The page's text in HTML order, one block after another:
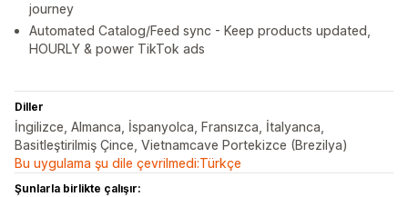
journey
Automated Catalog/Feed sync - Keep products updated,
HOURLY & power TikTok ads
Diller
İngilizce, Almanca, İspanyolca, Fransızca, İtalyanca,
Basitleştirilmiş Çince, Vietnamcave Portekizce (Brezilya)
Bu uygulama şu dile çevrilmedi:Türkçe
Şunlarla birlikte çalışır: